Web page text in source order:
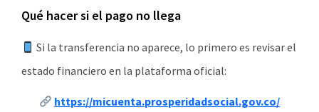
Qué hacer si el pago no llega
Si la transferencia no aparece, lo primero es revisar el
estado financiero en la plataforma oficial:
https://micuenta.prosperidadsocial.gov.co/